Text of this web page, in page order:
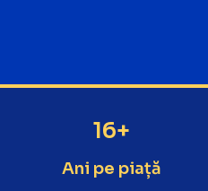
16+
Ani pe piață